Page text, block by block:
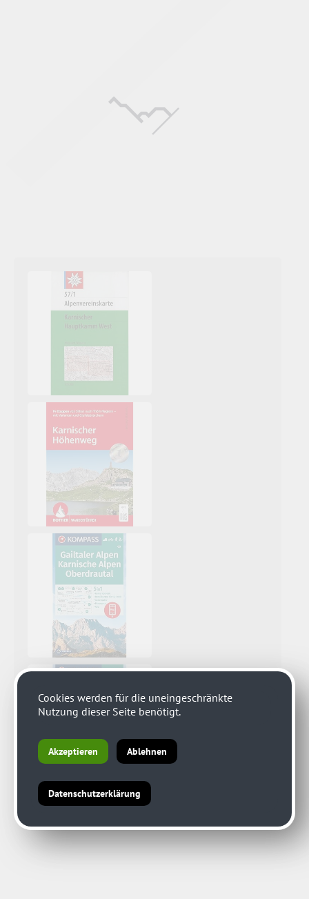
Cookies werden für die uneingeschränkte
Nutzung dieser Seite benötigt.
Akzeptieren Ablehnen
Datenschutzerklärung